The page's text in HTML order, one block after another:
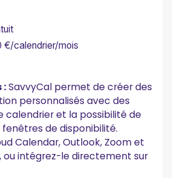
€/calendrier/mois
:SavvyCal permet de créer des
personnalisés avec des
calendrier et la possibilité de
de disponibilité.
Calendar, Outlook, Zoom et
ou intégrez-le directement sur